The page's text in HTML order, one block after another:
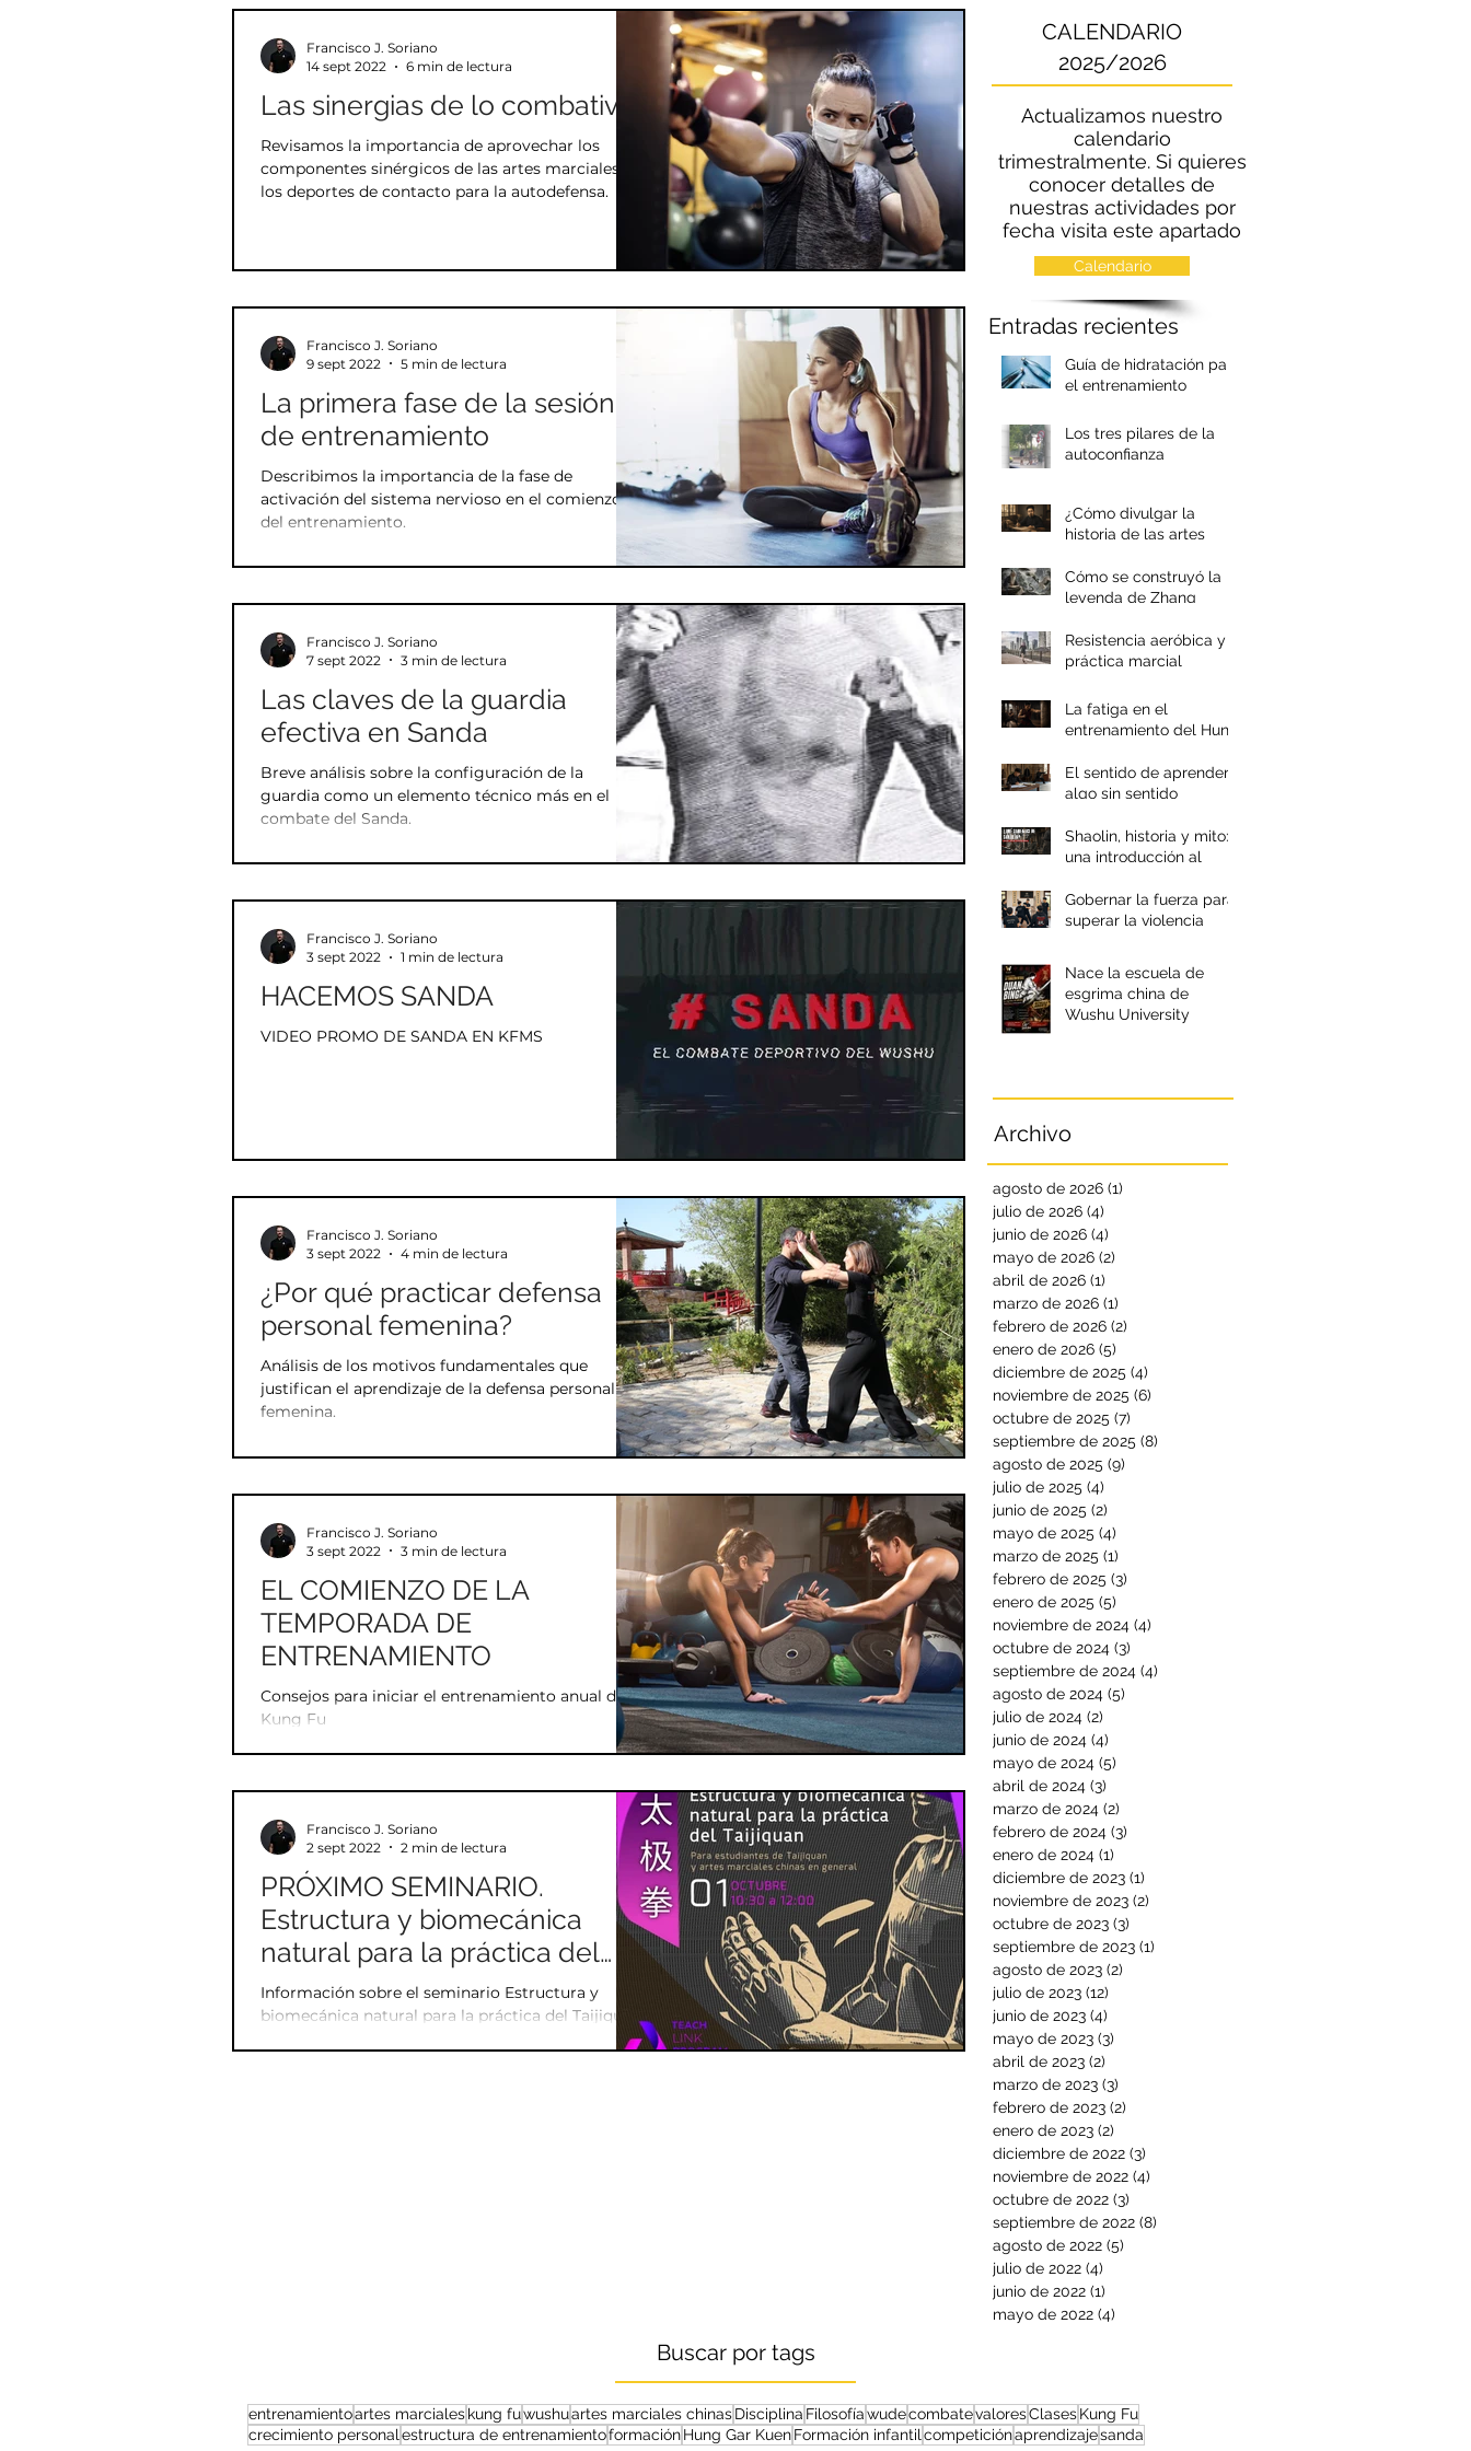
Docencia Kung Fu general
Yi Lu Song Jin Entrenamiento aprendizaje Teoría Estrategia
Mente Crecimiento personal
Las sinergias de lo combativo
Revisamos la importancia de aprovechar los
componentes sinérgicos de las artes marciales y
los deportes de contacto para la autodefensa.
Francisco J. Soriano
14 sept 2022
6 min de lectura
La primera fase de la sesión
de entrenamiento
Describimos la importancia de la fase de
activación del sistema nervioso en el comienzo
del entrenamiento.
Francisco J. Soriano
9 sept 2022
5 min de lectura
Las claves de la guardia
efectiva en Sanda
Breve análisis sobre la configuración de la
guardia como un elemento técnico más en el
combate del Sanda.
Francisco J. Soriano
7 sept 2022
3 min de lectura
HACEMOS SANDA
VIDEO PROMO DE SANDA EN KFMS
Francisco J. Soriano
3 sept 2022
1 min de lectura
¿Por qué practicar defensa
personal femenina?
Análisis de los motivos fundamentales que
justifican el aprendizaje de la defensa personal
femenina.
Francisco J. Soriano
3 sept 2022
4 min de lectura
EL COMIENZO DE LA
TEMPORADA DE
ENTRENAMIENTO
Consejos para iniciar el entrenamiento anual de
Kung Fu
Francisco J. Soriano
3 sept 2022
3 min de lectura
PRÓXIMO SEMINARIO.
Estructura y biomecánica
natural para la práctica del
Taijiquan.
Información sobre el seminario Estructura y
biomecánica natural para la práctica del Taijiquan
Francisco J. Soriano
2 sept 2022
2 min de lectura
Buscar por tags
CALENDARIO
2025/2026
Actualizamos nuestro
calendario
trimestralmente. Si quieres
conocer detalles de
nuestras actividades por
fecha visita este apartado
Calendario
Entradas recientes
Guía de hidratación para
el entrenamiento
Los tres pilares de la
autoconfianza
¿Cómo divulgar la
historia de las artes
Cómo se construyó la
leyenda de Zhang
Resistencia aeróbica y
práctica marcial
La fatiga en el
entrenamiento del Hung
El sentido de aprender
algo sin sentido
Shaolin, historia y mito:
una introducción al
Gobernar la fuerza para
superar la violencia
Nace la escuela de
esgrima china de
Wushu University
Archivo
agosto de 2026 (1)
julio de 2026 (4)
junio de 2026 (4)
mayo de 2026 (2)
abril de 2026 (1)
marzo de 2026 (1)
febrero de 2026 (2)
enero de 2026 (5)
diciembre de 2025 (4)
noviembre de 2025 (6)
octubre de 2025 (7)
septiembre de 2025 (8)
agosto de 2025 (9)
julio de 2025 (4)
junio de 2025 (2)
mayo de 2025 (4)
marzo de 2025 (1)
febrero de 2025 (3)
enero de 2025 (5)
noviembre de 2024 (4)
octubre de 2024 (3)
septiembre de 2024 (4)
agosto de 2024 (5)
julio de 2024 (2)
junio de 2024 (4)
mayo de 2024 (5)
abril de 2024 (3)
marzo de 2024 (2)
febrero de 2024 (3)
enero de 2024 (1)
diciembre de 2023 (1)
noviembre de 2023 (2)
octubre de 2023 (3)
septiembre de 2023 (1)
agosto de 2023 (2)
julio de 2023 (12)
junio de 2023 (4)
mayo de 2023 (3)
abril de 2023 (2)
marzo de 2023 (3)
febrero de 2023 (2)
enero de 2023 (2)
diciembre de 2022 (3)
noviembre de 2022 (4)
octubre de 2022 (3)
septiembre de 2022 (8)
agosto de 2022 (5)
julio de 2022 (4)
junio de 2022 (1)
mayo de 2022 (4)
entrenamientoartes marcialeskung fuwushuartes marciales chinasDisciplina FilosofíawudecombatevaloresClasesKung Fu
crecimiento personal estructura de entrenamientoformaciónHung Gar KuenFormación infantil competiciónaprendizajesanda